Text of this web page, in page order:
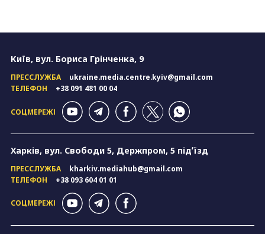
Київ, вул. Бориса Грінченка, 9
ПРЕССЛУЖБА
ukraine.media.centre.kyiv@gmail.com
ТЕЛЕФОН
+38 091 481 00 04
СОЦМЕРЕЖІ
Харків, вул. Свободи 5, Держпром, 5 підʼїзд
ПРЕССЛУЖБА
kharkiv.mediahub@gmail.com
ТЕЛЕФОН
+38 093 604 01 01
СОЦМЕРЕЖІ